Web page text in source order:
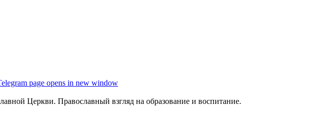
page opens in new window
Церкви. Православный взгляд на образование и воспитание.